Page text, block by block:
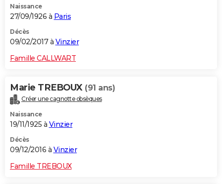
Naissance
27/09/1926 à Paris
Décès
09/02/2017 à Vinzier
Famille CALLWART
Marie TREBOUX (91 ans)
Créer une cagnotte obsèques
Naissance
19/11/1925 à Vinzier
Décès
09/12/2016 à Vinzier
Famille TREBOUX